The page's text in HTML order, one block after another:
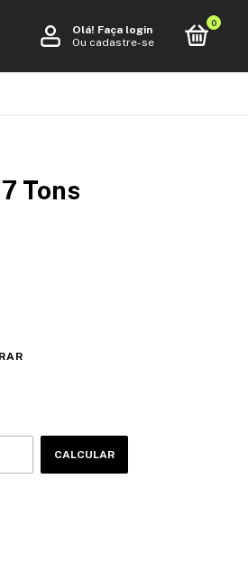
Olá! Faça login
Ou cadastre-se
0
Tons
CALCULAR